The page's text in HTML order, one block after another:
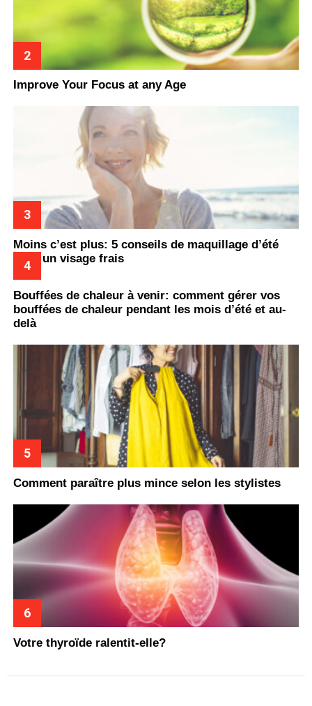
Improve Your Focus at any Age
Moins c’est plus: 5 conseils de maquillage d’été
pour un visage frais
Bouffées de chaleur à venir: comment gérer vos
bouffées de chaleur pendant les mois d’été et au-
delà
Comment paraître plus mince selon les stylistes
Votre thyroïde ralentit-elle?